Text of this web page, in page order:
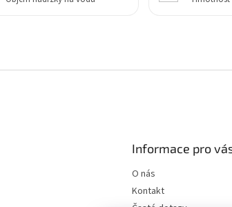
Informace pro
O nás
Kontakt